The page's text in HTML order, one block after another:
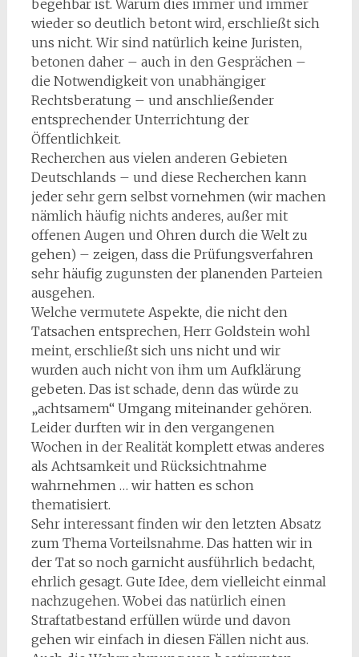
begehbar ist. Warum dies immer und immer
wieder so deutlich betont wird, erschließt sich
uns nicht. Wir sind natürlich keine Juristen,
betonen daher – auch in den Gesprächen –
die Notwendigkeit von unabhängiger
Rechtsberatung – und anschließender
entsprechender Unterrichtung der
Öffentlichkeit.
Recherchen aus vielen anderen Gebieten
Deutschlands – und diese Recherchen kann
jeder sehr gern selbst vornehmen (wir machen
nämlich häufig nichts anderes, außer mit
offenen Augen und Ohren durch die Welt zu
gehen) – zeigen, dass die Prüfungsverfahren
sehr häufig zugunsten der planenden Parteien
ausgehen.
Welche vermutete Aspekte, die nicht den
Tatsachen entsprechen, Herr Goldstein wohl
meint, erschließt sich uns nicht und wir
wurden auch nicht von ihm um Aufklärung
gebeten. Das ist schade, denn das würde zu
„achtsamem“ Umgang miteinander gehören.
Leider durften wir in den vergangenen
Wochen in der Realität komplett etwas anderes
als Achtsamkeit und Rücksichtnahme
wahrnehmen … wir hatten es schon
thematisiert.
Sehr interessant finden wir den letzten Absatz
zum Thema Vorteilsnahme. Das hatten wir in
der Tat so noch garnicht ausführlich bedacht,
ehrlich gesagt. Gute Idee, dem vielleicht einmal
nachzugehen. Wobei das natürlich einen
Straftatbestand erfüllen würde und davon
gehen wir einfach in diesen Fällen nicht aus.